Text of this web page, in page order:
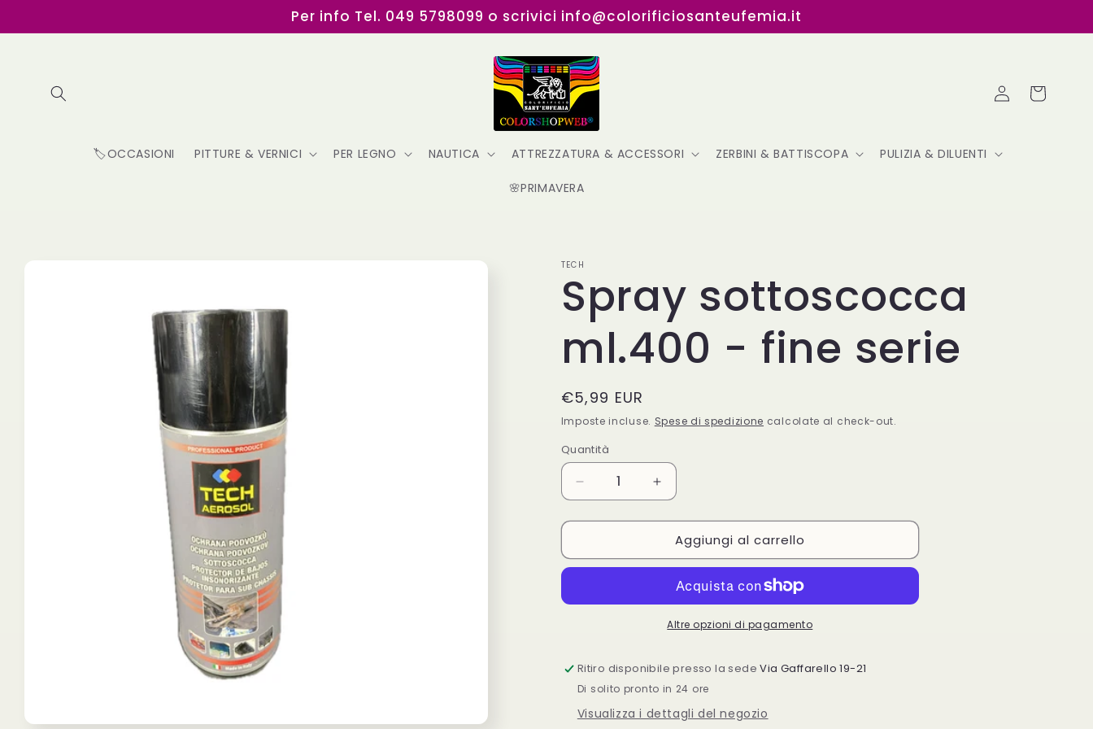
ai contenuti
Per info Tel. 049 5798099 o scrivici info@colorificiosanteufemia.it
🏷️OCCASIONI PITTURE & VERNICI PER LEGNO NAUTICA ATTREZZATURA & ACCESSORI ZERBINI & BATTISCOPA PULIZIA & DILUENTI
🌸PRIMAVERA
Accedi Carrello
TECH
Spray sottoscocca
ml.400 - fine serie
Prezzo
di
listino
€5,99 EUR
Imposte incluse. Spese di spedizione calcolate al check-out.
Quantità
Quantità
Diminuisci
quantità
per
sottoscocca
fine
Aumenta
quantità
per
Spray
sottoscocca
fine
serie
Aggiungi al carrello
Altre opzioni di pagamento
Ritiro disponibile presso la sedeVia Gaffarello 19-21
Di solito pronto in 24 ore
Visualizza i dettagli del negozio